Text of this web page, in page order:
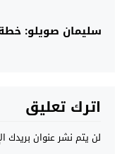
اترك تعليق
لن يتم نشر عنوان بريدك